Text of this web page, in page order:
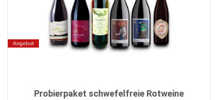
Angebot
Probierpaket schwefelfreie Rotweine